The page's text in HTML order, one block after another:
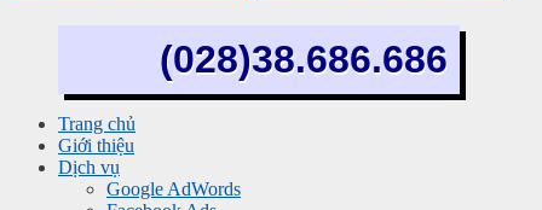
(028)38.686.686
Trang chủ
Giới thiệu
Dịch vụ
Google AdWords